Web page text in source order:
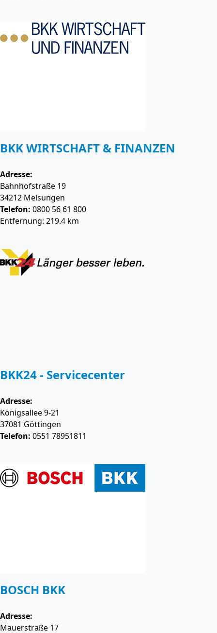
BKK WIRTSCHAFT & FINANZEN
Adresse:
Bahnhofstraße 19
34212 Melsungen
Telefon: 0800 56 61 800
Entfernung: 219.4 km
BKK24 - Servicecenter
Adresse:
Königsallee 9-21
37081 Göttingen
Telefon: 0551 78951811
BOSCH BKK
Adresse:
Mauerstraße 17